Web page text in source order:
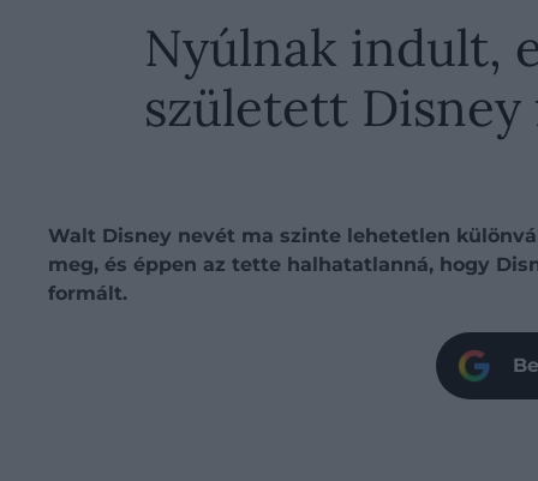
Nyúlnak indult,
született Disney
Walt Disney nevét ma szinte lehetetlen
meg, és éppen az tette halhatatlanná, hogy
formált.